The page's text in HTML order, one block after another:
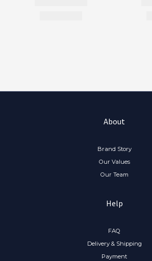
About
Brand Story
Our Values
Our Team
Help
FAQ
Delivery & Shipping
Payment